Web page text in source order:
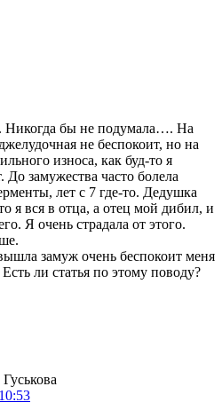
Никогда бы не подумала…. На
не беспокоит, но на
износа, как буд-то я
замужества часто болела
лет с 7 где-то. Дедушка
я вся в отца, а отец мой дибил, и
Я очень страдала от этого.
замуж очень беспокоит меня
ли статья по этому поводу?